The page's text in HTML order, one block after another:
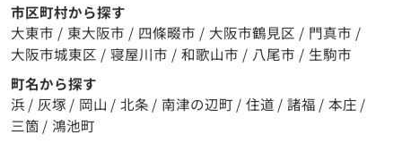
市区町村から探す
大東市 / 東大阪市 / 四條畷市 / 大阪市鶴見区 / 門真市 /
大阪市城東区 / 寝屋川市 / 和歌山市 / 八尾市 / 生駒市
町名から探す
浜 / 灰塚 / 岡山 / 北条 / 南津の辺町 / 住道 / 諸福 / 本庄 /
三箇 / 鴻池町